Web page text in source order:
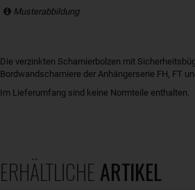
Musterabbildung
Die verzinkten Scharnierbolzen mit
Bordwandscharniere der Anhängerserie FH, FT
Im Lieferumfang sind keine Normteile enthalten.
ERHÄLTLICHE ARTIKEL
Sortierung